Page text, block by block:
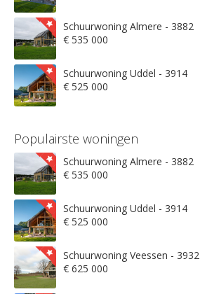
Schuurwoning Almere - 3882
€ 535 000
Schuurwoning Uddel - 3914
€ 525 000
Populairste woningen
Schuurwoning Almere - 3882
€ 535 000
Schuurwoning Uddel - 3914
€ 525 000
Schuurwoning Veessen - 3932
€ 625 000